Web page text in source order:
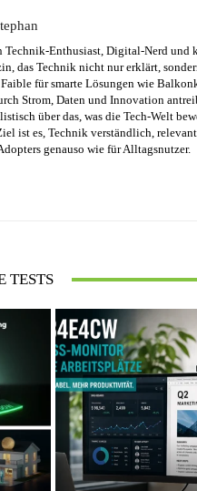
Technik-Enthusiast, Digital-Nerd und
das Technik nicht nur erklärt,
für smarte Lösungen wie
Strom, Daten und Innovation
über das, was die Tech-Welt
ist es, Technik verständlich,
genauso wie für Alltagsnutzer.
TESTS